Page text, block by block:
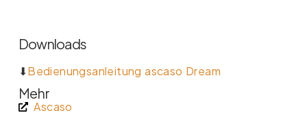
Downloads
⬇Bedienungsanleitung ascaso Dream
Mehr
Ascaso